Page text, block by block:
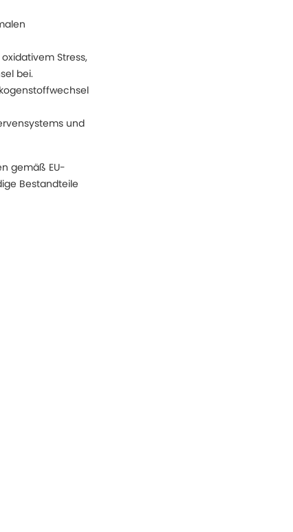
Stress,
bei.
und
gemäß EU-
Bestandteile